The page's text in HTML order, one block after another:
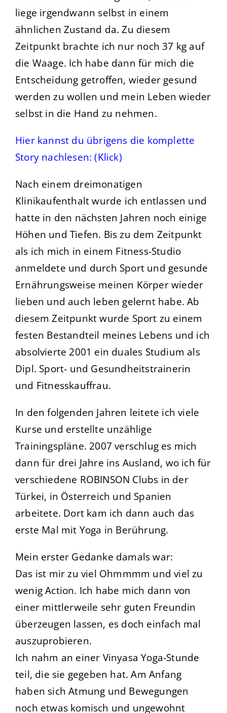
liege irgendwann selbst in einem
ähnlichen Zustand da. Zu diesem
Zeitpunkt brachte ich nur noch 37 kg auf
die Waage. Ich habe dann für mich die
Entscheidung getroffen, wieder gesund
werden zu wollen und mein Leben wieder
selbst in die Hand zu nehmen.
Hier kannst du übrigens die komplette
Story nachlesen:(Klick)
Nach einem dreimonatigen
Klinikaufenthalt wurde ich entlassen und
hatte in den nächsten Jahren noch einige
Höhen und Tiefen. Bis zu dem Zeitpunkt
als ich mich in einem Fitness-Studio
anmeldete und durch Sport und gesunde
Ernährungsweise meinen Körper wieder
lieben und auch leben gelernt habe. Ab
diesem Zeitpunktwurde Sport zu einem
festen Bestandteil meines Lebens und ich
absolvierte 2001 ein duales Studium als
Dipl. Sport- und Gesundheitstrainerin
und Fitnesskauffrau.
In den folgenden Jahren leitete ich viele
Kurse und erstellte unzählige
Trainingspläne. 2007 verschlug es mich
dann für drei Jahre ins Ausland, wo ich für
verschiedene ROBINSON Clubs in der
Türkei, in Österreich und Spanien
arbeitete. Dort kam ich dann auch das
erste Mal mit Yoga in Berührung.
Mein erster Gedanke damals war:
Das ist mir zu viel Ohmmmm und viel zu
wenig Action. Ich habe mich dann von
einer mittlerweile sehr guten Freundin
überzeugen lassen, es doch einfach mal
auszuprobieren.
Ich nahm an einer Vinyasa Yoga-Stunde
teil, die sie gegeben hat. Am Anfang
haben sich Atmung und Bewegungen
noch etwas komisch und ungewohnt